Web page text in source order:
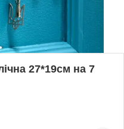
27*19см на 7